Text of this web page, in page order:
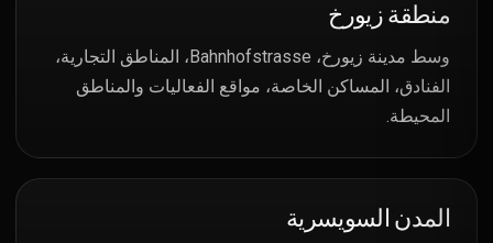
منطقة زيورخ
وسط مدينة زيورخ، Bahnhofstrasse، المناطق التجارية،
الفنادق، المساكن الخاصة، مواقع الفعاليات والمناطق
المحيطة.
المدن السويسرية